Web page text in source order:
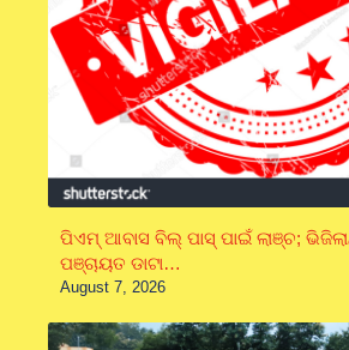
ପିଏମ୍ ଆବାସ ବିଲ୍ ପାସ୍ ପାଇଁ ଲାଞ୍ଚ;
ପଞ୍ଚାୟତ ଡାଟା…
August 7, 2026